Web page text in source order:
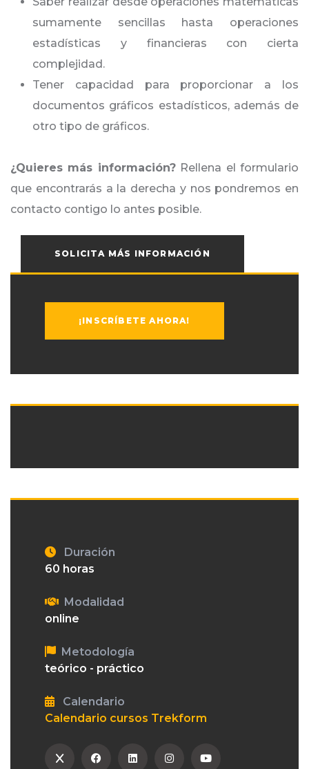
sumamente sencillas hasta operaciones
estadísticas y financieras con cierta
complejidad.
Tener capacidad para proporcionar a los
documentos gráficos estadísticos, además de
otro tipo de gráficos.
¿Quieres más información?Rellena el formulario
que encontrarás a la derecha y nos pondremos en
contacto contigo lo antes posible.
SOLICITA MÁS INFORMACIÓN
¡INSCRÍBETE AHORA!
Duración
60 horas
Modalidad
online
Metodología
teórico - práctico
Calendario
Calendario cursos Trekform